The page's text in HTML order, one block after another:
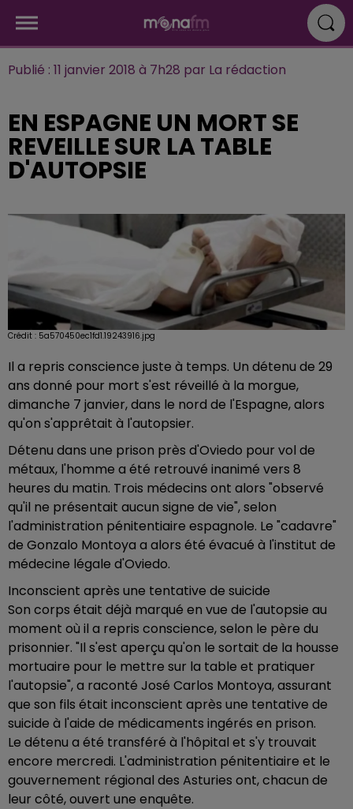
Publié : 11 janvier 2018 à 7h28 par La rédaction
EN ESPAGNE UN MORT SE
REVEILLE SUR LA TABLE
D'AUTOPSIE
Crédit : 5a570450ec1fd1.19243916.jpg
Il a repris conscience juste à temps. Un détenu de 29
ans donné pour mort s'est réveillé à la morgue,
dimanche 7 janvier, dans le nord de l'Espagne, alors
qu'on s'apprêtait à l'autopsier.
Détenu dans une prison près d'Oviedo pour vol de
métaux, l'homme a été retrouvé inanimé vers 8
heures du matin. Trois médecins ont alors "observé
qu'il ne présentait aucun signe de vie", selon
l'administration pénitentiaire espagnole. Le "cadavre"
de Gonzalo Montoya a alors été évacué à l'institut de
médecine légale d'Oviedo.
Inconscient après une tentative de suicide
Son corps était déjà marqué en vue de l'autopsie au
moment où il a repris conscience, selon le père du
prisonnier. "Il s'est aperçu qu'on le sortait de la housse
mortuaire pour le mettre sur la table et pratiquer
l'autopsie", a raconté José Carlos Montoya, assurant
que son fils était inconscient après une tentative de
suicide à l'aide de médicaments ingérés en prison.
Le détenu a été transféré à l'hôpital et s'y trouvait
encore mercredi. L'administration pénitentiaire et le
gouvernement régional des Asturies ont, chacun de
leur côté, ouvert une enquête.